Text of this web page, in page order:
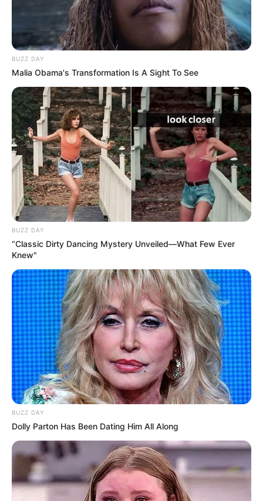
BUZZ DAY
Malia Obama's Transformation Is A Sight To See
BUZZ DAY
“Classic Dirty Dancing Mystery Unveiled—What Few Ever
Knew"
BUZZ DAY
Dolly Parton Has Been Dating Him All Along